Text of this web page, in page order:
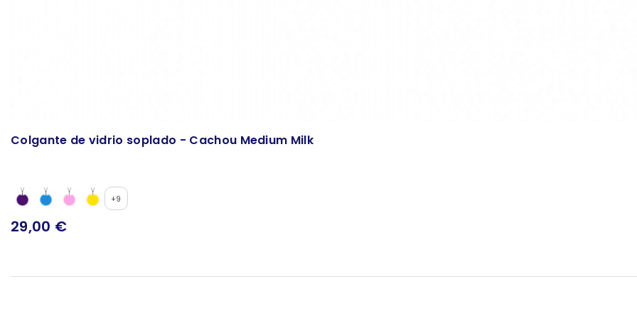
Colgante de vidrio soplado - Cachou Medium Milk
+9
29,00 €